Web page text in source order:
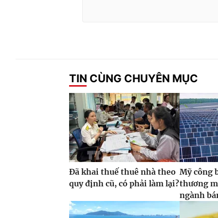
TIN CÙNG CHUYÊN MỤC
Đã khai thuế thuê nhà theo
quy định cũ, có phải làm lại?
Mỹ công
thương
ngành